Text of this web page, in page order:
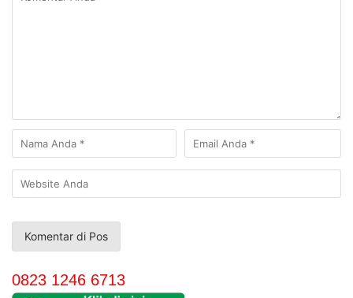
0823 1246 6713